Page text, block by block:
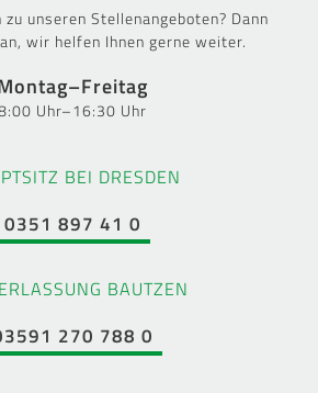
zu unseren Stellenangeboten? Dann
wir helfen Ihnen gerne weiter.
Uhr–16:30 Uhr
BEI DRESDEN
0351 897 41 0
BAUTZEN
270 788 0